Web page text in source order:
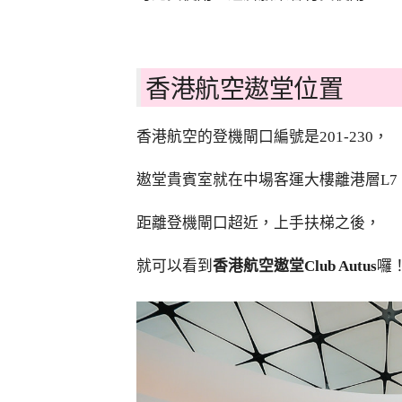
香港航空遨堂位置
香港航空的登機閘口編號是201-230，
遨堂貴賓室就在中場客運大樓離港層L7
距離登機閘口超近，上手扶梯之後，
就可以看到 香港航空遨堂Club Autus囉